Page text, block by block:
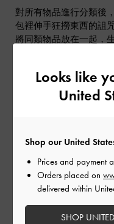
對所有物品進行分類後
包裡伸手狂撈東西的詛
將同類物品放在一起，
大型托特包裡附贈的收
透明小包，換包時也可
東西。
除了收納包之外，還有
TIP 3：根據物品重
善用了各種收納包之後
包、鑰匙、卡片等，應
Looks like
United
Shop our United
Prices and payment
Orders placed on
delivered within
SHOP